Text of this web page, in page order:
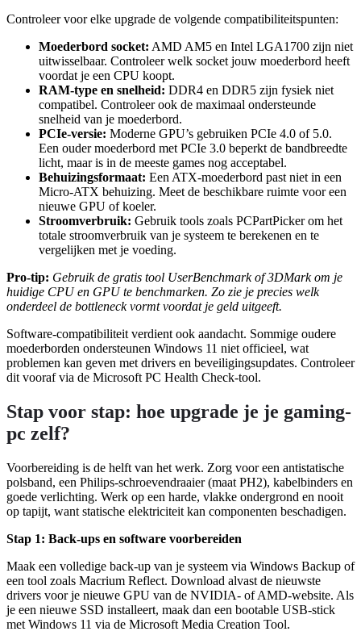
Controleer voor elke upgrade de volgende compatibiliteitspunten:
Moederbord socket: AMD AM5 en Intel LGA1700 zijn niet
uitwisselbaar. Controleer welk socket jouw moederbord heeft
voordat je een CPU koopt.
RAM-type en snelheid: DDR4 en DDR5 zijn fysiek niet
compatibel. Controleer ook de maximaal ondersteunde
snelheid van je moederbord.
PCIe-versie: Moderne GPU’s gebruiken PCIe 4.0 of 5.0.
Een ouder moederbord met PCIe 3.0 beperkt de bandbreedte
licht, maar is in de meeste games nog acceptabel.
Behuizingsformaat: Een ATX-moederbord past niet in een
Micro-ATX behuizing. Meet de beschikbare ruimte voor een
nieuwe GPU of koeler.
Stroomverbruik: Gebruik tools zoals PCPartPicker om het
totale stroomverbruik van je systeem te berekenen en te
vergelijken met je voeding.
Pro-tip: Gebruik de gratis tool UserBenchmark of 3DMark om je
huidige CPU en GPU te benchmarken. Zo zie je precies welk
onderdeel de bottleneck vormt voordat je geld uitgeeft.
Software-compatibiliteit verdient ook aandacht. Sommige oudere
moederborden ondersteunen Windows 11 niet officieel, wat
problemen kan geven met drivers en beveiligingsupdates. Controleer
dit vooraf via de Microsoft PC Health Check-tool.
Stap voor stap: hoe upgrade je je gaming-
pc zelf?
Voorbereiding is de helft van het werk. Zorg voor een antistatische
polsband, een Philips-schroevendraaier (maat PH2), kabelbinders en
goede verlichting. Werk op een harde, vlakke ondergrond en nooit
op tapijt, want statische elektriciteit kan componenten beschadigen.
Stap 1: Back-ups en software voorbereiden
Maak een volledige back-up van je systeem via Windows Backup of
een tool zoals Macrium Reflect. Download alvast de nieuwste
drivers voor je nieuwe GPU van de NVIDIA- of AMD-website. Als
je een nieuwe SSD installeert, maak dan een bootable USB-stick
met Windows 11 via de Microsoft Media Creation Tool.